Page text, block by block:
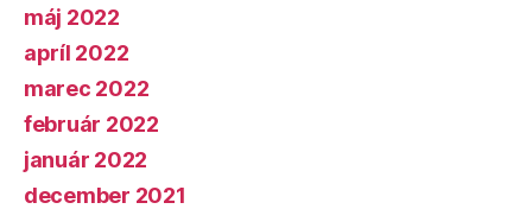
máj 2022
apríl 2022
marec 2022
február 2022
január 2022
december 2021